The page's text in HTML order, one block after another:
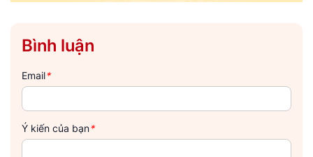
Bình luận
Email*
Ý kiến của bạn*